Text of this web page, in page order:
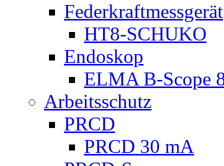
Federkraftmessgerät
HT8-SCHUKO
Endoskop
ELMA B-Scope
Arbeitsschutz
PRCD
PRCD 30 mA